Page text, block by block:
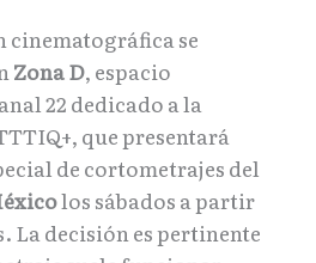
se
Zona D, espacio
22 dedicado a la
que presentará
de cortometrajes del
los sábados a partir
La decisión es pertinente